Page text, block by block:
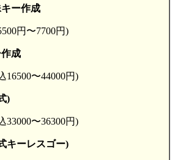
ー作成
円〜7700円)
成
16500〜44000円)
)
33000〜36300円)
キーレスゴー)